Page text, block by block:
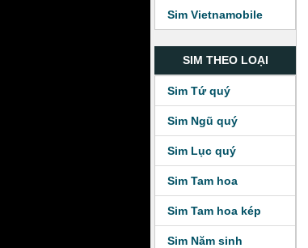
Sim Vietnamobile
SIM THEO LOẠI
Sim Tứ quý
Sim Ngũ quý
Sim Lục quý
Sim Tam hoa
Sim Tam hoa kép
Sim Năm sinh